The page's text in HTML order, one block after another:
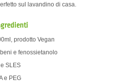
sul lavandino di casa.
prodotto Vegan
e fenossietanolo
SLES
e PEG